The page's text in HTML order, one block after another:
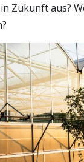
Zukunft aus?